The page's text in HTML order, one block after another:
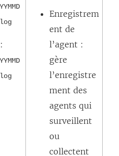
Enregistrem
ent de
l’agent :
gère
l’enregistre
ment des
agents qui
surveillent
ou
collectent